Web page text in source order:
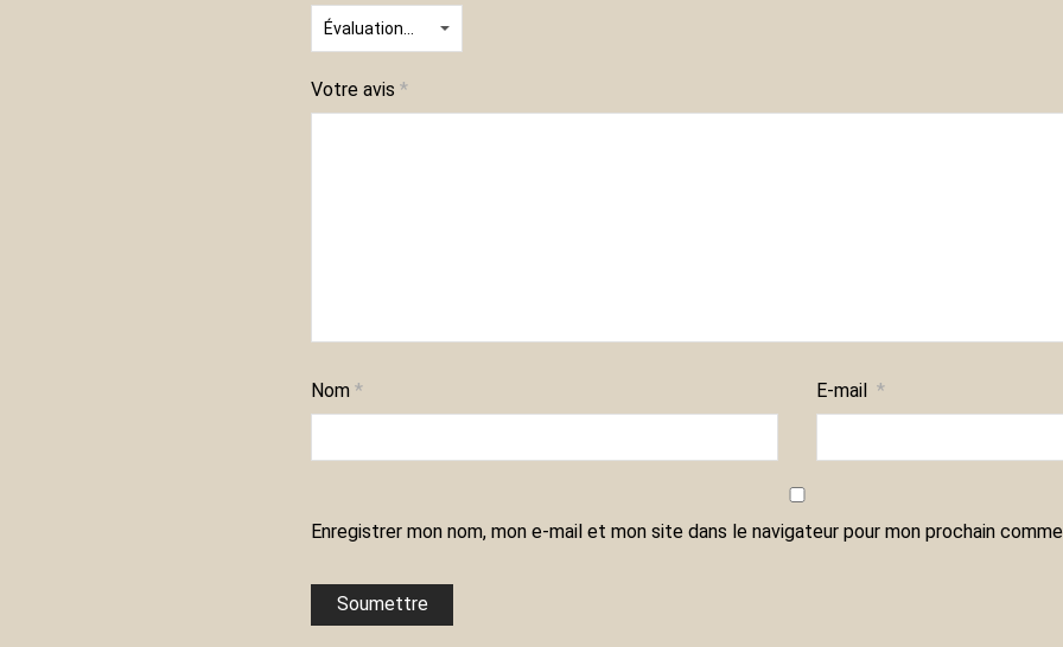
Votre avis *
Nom * E-mail*
Enregistrer mon nom, mon e-mail et mon site dans le navigateur pour mon prochain